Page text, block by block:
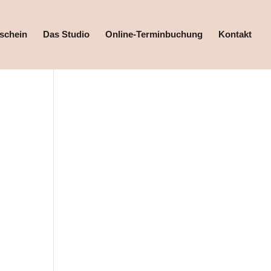
Das Studio Online-Terminbuchung Kontakt